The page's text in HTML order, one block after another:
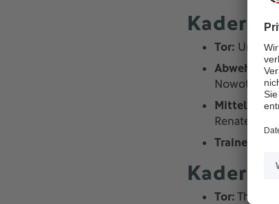
Kader
Tor: Ursula
Abwehr:
Nowotny,
Mittelfeld/
Renate
Trainerteam:
Kader
Tor: